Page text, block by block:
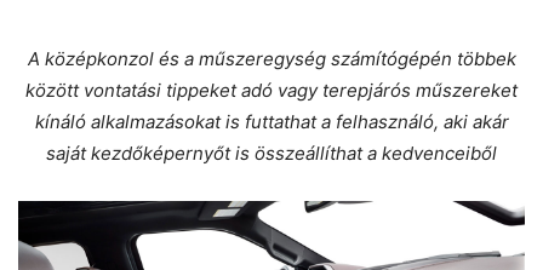
A középkonzol és a műszeregység számítógépén többek
között vontatási tippeket adó vagy terepjárós műszereket
kínáló alkalmazásokat is futtathat a felhasználó, aki akár
saját kezdőképernyőt is összeállíthat a kedvenceiből